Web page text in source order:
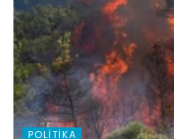
POLITIKA